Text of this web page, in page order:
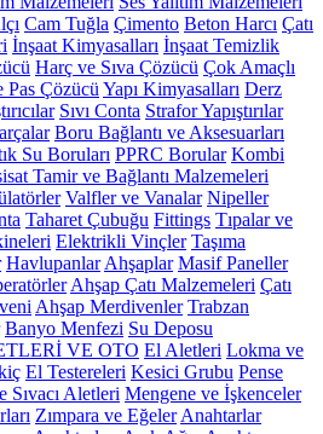
Cam Tuğla Çimento Beton Harcı Çatı
İnşaat Kimyasalları İnşaat Temizlik
Harç ve Sıva Çözücü Çok Amaçlı
Pas Çözücü Yapı Kimyasalları Derz
Sıvı Conta Strafor Yapıştırılar
Boru Bağlantı ve Aksesuarları
Su Boruları PPRC Borular Kombi
Tamir ve Bağlantı Malzemeleri
Valfler ve Vanalar Nipeller
Taharet Çubuğu Fittings Tıpalar ve
Elektrikli Vinçler Taşıma
Havlupanlar Ahşaplar Masif Paneller
Ahşap Çatı Malzemeleri Çatı
Ahşap Merdivenler Trabzan
Banyo Menfezi Su Deposu
VE OTO El Aletleri Lokma ve
El Testereleri Kesici Grubu Pense
Sıvacı Aletleri Mengene ve İşkenceler
Zımpara ve Eğeler Anahtarlar